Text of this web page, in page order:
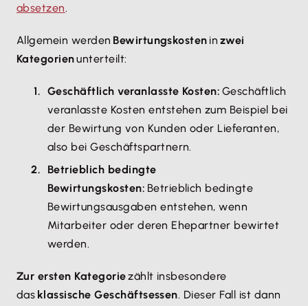
absetzen.
Allgemein werden Bewirtungskosten in zwei
Kategorienunterteilt:
Geschäftlich veranlasste Kosten: Geschäftlich
veranlasste Kosten entstehen zum Beispiel bei
der Bewirtung von Kunden oder Lieferanten,
also bei Geschäftspartnern.
Betrieblich bedingte
Bewirtungskosten: Betrieblich bedingte
Bewirtungsausgaben entstehen, wenn
Mitarbeiter oder deren Ehepartner bewirtet
werden.
Zur ersten Kategoriezählt insbesondere
das klassische Geschäftsessen. Dieser Fall ist dann